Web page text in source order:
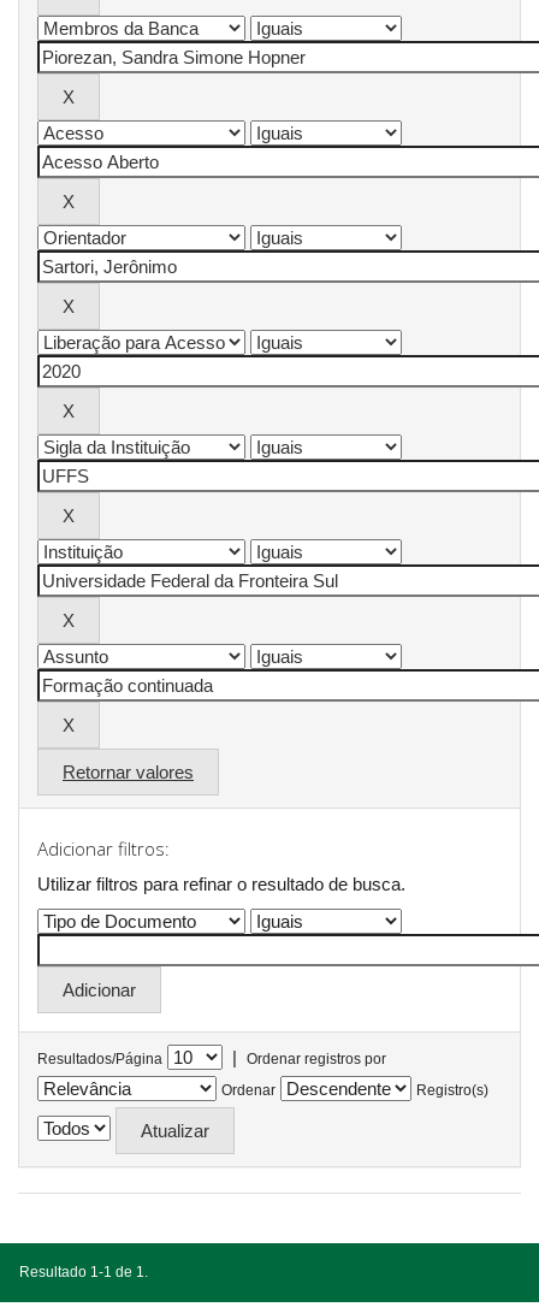
Retornar valores
Adicionar filtros:
Utilizar filtros para refinar o resultado de busca.
Resultados/Página |
Ordenar registros por
Ordenar
Registro(s)
Resultado 1-1 de 1.